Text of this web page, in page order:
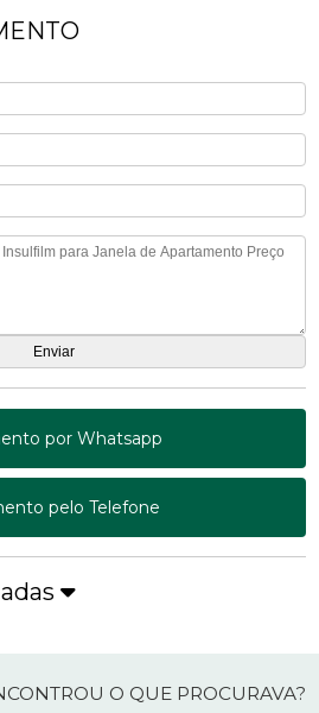
por Whatsapp
pelo Telefone
O QUE PROCURAVA?